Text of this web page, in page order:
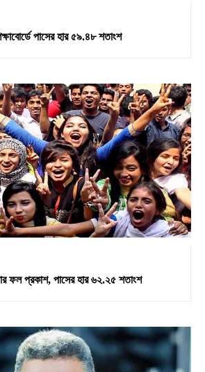
পাসের হার ৫৯.৪৮ শতাংশ
ফল প্রকাশ, পাসের হার ৬২.২৫ শতাংশ